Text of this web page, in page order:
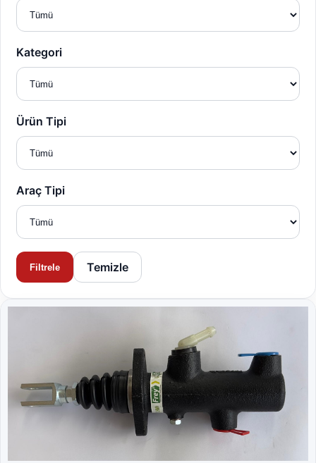
Kategori
Ürün Tipi
Araç Tipi
Filtrele Temizle